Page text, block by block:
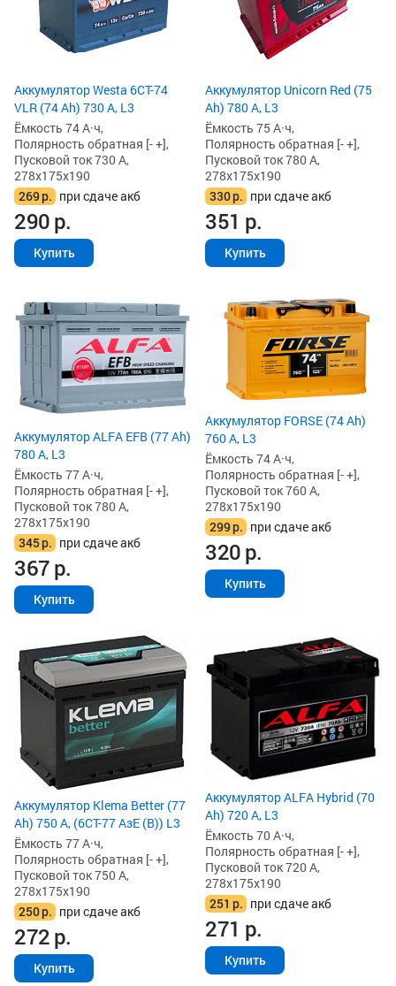
Аккумулятор Westa 6СТ-74
VLR (74 Ah) 730 А, L3
Ёмкость 74 А·ч,
Полярность обратная [- +],
Пусковой ток 730 А,
278x175x190
269р. при сдаче акб
290р.
Купить
Аккумулятор Unicorn Red (75
Ah) 780 А, L3
Ёмкость 75 А·ч,
Полярность обратная [- +],
Пусковой ток 780 А,
278x175x190
330р. при сдаче акб
351 р.
Купить
Аккумулятор ALFA EFB (77 Ah)
780 А, L3
Ёмкость 77 А·ч,
Полярность обратная [- +],
Пусковой ток 780 А,
278x175x190
345р. при сдаче акб
367р.
Купить
Аккумулятор FORSE (74 Ah)
760 А, L3
Ёмкость 74 А·ч,
Полярность обратная [- +],
Пусковой ток 760 А,
278x175x190
299р. при сдаче акб
320р.
Купить
Аккумулятор Klema Better (77
Ah) 750 А, (6СТ-77 АзЕ (B)) L3
Ёмкость 77 А·ч,
Полярность обратная [- +],
Пусковой ток 750 А,
278x175x190
250р. при сдаче акб
272р.
Купить
Аккумулятор ALFA Hybrid (70
Ah) 720 А, L3
Ёмкость 70 А·ч,
Полярность обратная [- +],
Пусковой ток 720 А,
278x175x190
251 р. при сдаче акб
271 р.
Купить